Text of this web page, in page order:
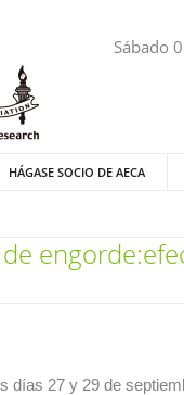
Sábado
HÁGASE SOCIO DE AECA
días 27 y 29 de